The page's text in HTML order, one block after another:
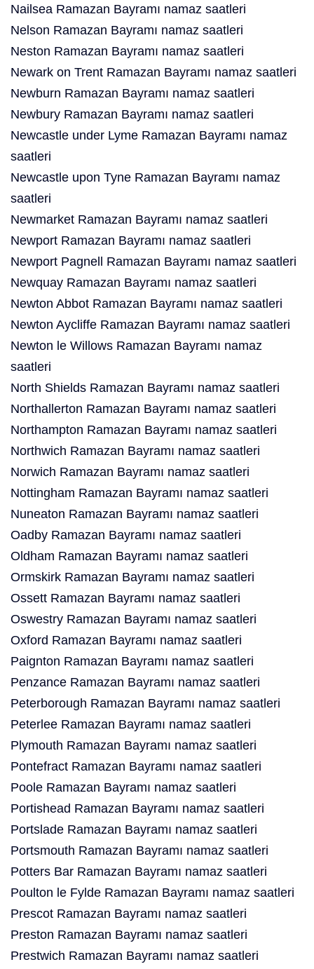
Nailsea Ramazan Bayramı namaz saatleri
Nelson Ramazan Bayramı namaz saatleri
Neston Ramazan Bayramı namaz saatleri
Newark on Trent Ramazan Bayramı namaz saatleri
Newburn Ramazan Bayramı namaz saatleri
Newbury Ramazan Bayramı namaz saatleri
Newcastle under Lyme Ramazan Bayramı namaz
saatleri
Newcastle upon Tyne Ramazan Bayramı namaz
saatleri
Newmarket Ramazan Bayramı namaz saatleri
Newport Ramazan Bayramı namaz saatleri
Newport Pagnell Ramazan Bayramı namaz saatleri
Newquay Ramazan Bayramı namaz saatleri
Newton Abbot Ramazan Bayramı namaz saatleri
Newton Aycliffe Ramazan Bayramı namaz saatleri
Newton le Willows Ramazan Bayramı namaz
saatleri
North Shields Ramazan Bayramı namaz saatleri
Northallerton Ramazan Bayramı namaz saatleri
Northampton Ramazan Bayramı namaz saatleri
Northwich Ramazan Bayramı namaz saatleri
Norwich Ramazan Bayramı namaz saatleri
Nottingham Ramazan Bayramı namaz saatleri
Nuneaton Ramazan Bayramı namaz saatleri
Oadby Ramazan Bayramı namaz saatleri
Oldham Ramazan Bayramı namaz saatleri
Ormskirk Ramazan Bayramı namaz saatleri
Ossett Ramazan Bayramı namaz saatleri
Oswestry Ramazan Bayramı namaz saatleri
Oxford Ramazan Bayramı namaz saatleri
Paignton Ramazan Bayramı namaz saatleri
Penzance Ramazan Bayramı namaz saatleri
Peterborough Ramazan Bayramı namaz saatleri
Peterlee Ramazan Bayramı namaz saatleri
Plymouth Ramazan Bayramı namaz saatleri
Pontefract Ramazan Bayramı namaz saatleri
Poole Ramazan Bayramı namaz saatleri
Portishead Ramazan Bayramı namaz saatleri
Portslade Ramazan Bayramı namaz saatleri
Portsmouth Ramazan Bayramı namaz saatleri
Potters Bar Ramazan Bayramı namaz saatleri
Poulton le Fylde Ramazan Bayramı namaz saatleri
Prescot Ramazan Bayramı namaz saatleri
Preston Ramazan Bayramı namaz saatleri
Prestwich Ramazan Bayramı namaz saatleri